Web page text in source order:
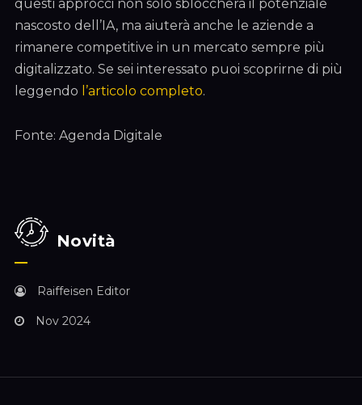
questi approcci non solo sbloccherà il potenziale
nascosto dell’IA, ma aiuterà anche le aziende a
rimanere competitive in un mercato sempre più
digitalizzato. Se sei interessato puoi scoprirne di più
leggendo l’articolo completo.
Fonte: Agenda Digitale
Novità
Raiffeisen Editor
Nov 2024